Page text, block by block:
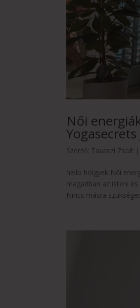
Női
Szerző: Tavaszi Zsolt |
hello hölgyek Női
magadban az isteni
Nincs másra